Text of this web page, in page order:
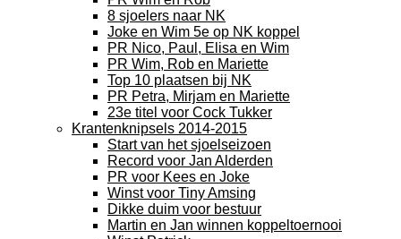
8 sjoelers naar NK
Joke en Wim 5e op NK koppel
PR Nico, Paul, Elisa en Wim
PR Wim, Rob en Mariette
Top 10 plaatsen bij NK
PR Petra, Mirjam en Mariette
23e titel voor Cock Tukker
Krantenknipsels 2014-2015
Start van het sjoelseizoen
Record voor Jan Alderden
PR voor Kees en Joke
Winst voor Tiny Amsing
Dikke duim voor bestuur
Martin en Jan winnen koppeltoernooi